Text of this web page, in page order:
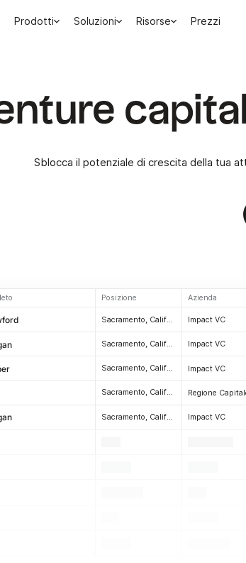
Prodotti Soluzioni Risorse Prezzi
Sblocca il potenziale di crescita della tua
Posizione Azienda
Sacramento, California Impact VC
Sacramento, California Impact VC
Sacramento, California Impact VC
Sacramento, California Regione
Sacramento, California Impact VC